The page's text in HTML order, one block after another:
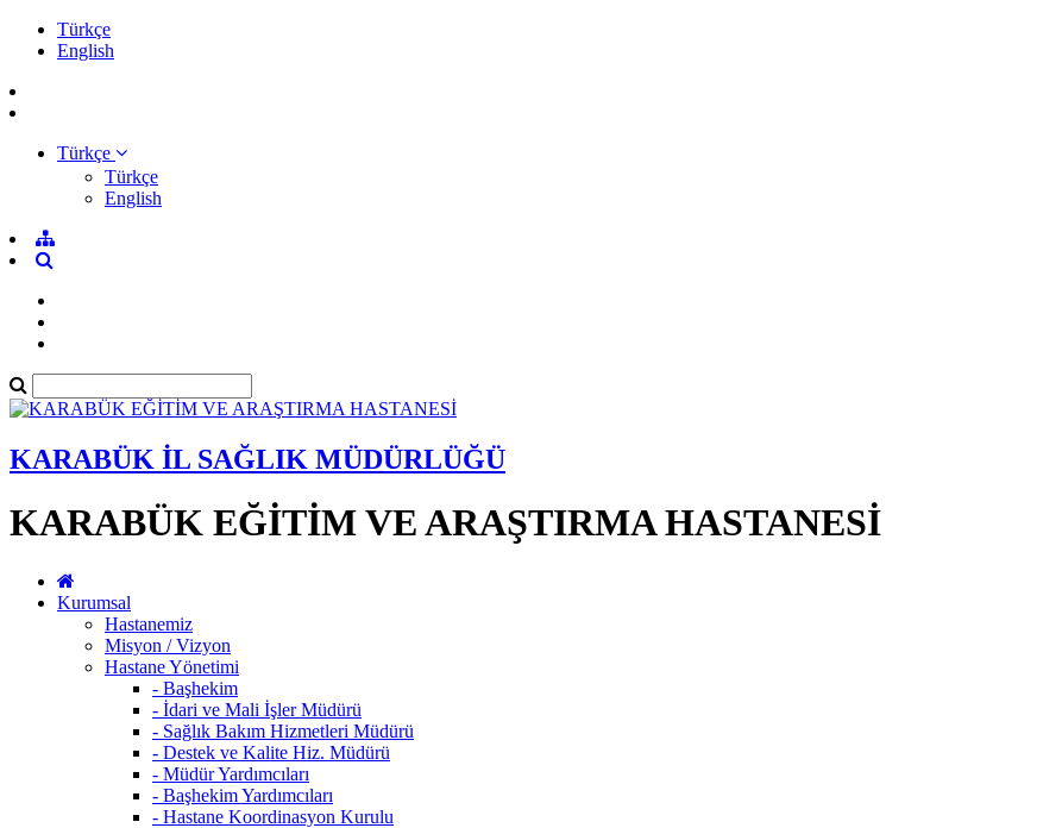
Türkçe
English
Türkçe
Türkçe
English
KARABÜK İL SAĞLIK MÜDÜRLÜĞÜ
KARABÜK EĞİTİM VE ARAŞTIRMA HASTANESİ
Kurumsal
Hastanemiz
Misyon / Vizyon
Hastane Yönetimi
- Başhekim
- İdari ve Mali İşler Müdürü
- Sağlık Bakım Hizmetleri Müdürü
- Destek ve Kalite Hiz. Müdürü
- Müdür Yardımcıları
- Başhekim Yardımcıları
- Hastane Koordinasyon Kurulu